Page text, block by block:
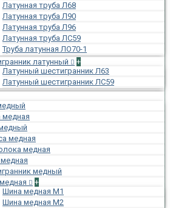
Латунная труба Л68
Латунная труба Л90
Латунная труба Л96
Латунная труба ЛС59
Труба латунная ЛО70-1
латунный
+
Латунный шестигранник Л63
Латунный шестигранник ЛС59
медная
медная
медная
медный
+
Шина медная М1
Шина медная М2